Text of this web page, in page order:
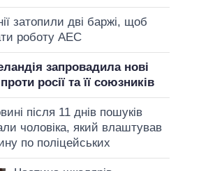
затопили дві баржі, щоб
роботу АЕС
запровадила нові
росії та її союзників
після 11 днів пошуків
чоловіка, який влаштував
по поліцейських